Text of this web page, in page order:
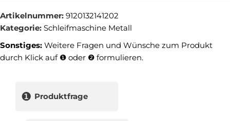
Artikelnummer: 9120132141202
Kategorie: Schleifmaschine Metall
Sonstiges: Weitere Fragen und Wünsche zum Produkt
durch Klick auf ❶ oder ❷ formulieren.
❶ Produktfrage